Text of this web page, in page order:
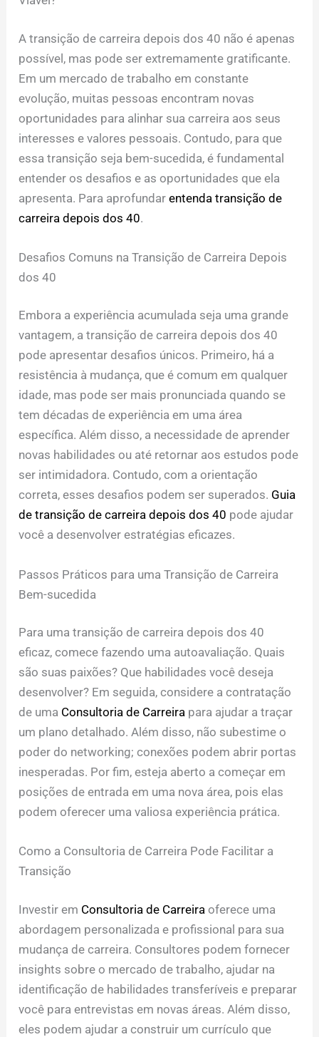
A transição de carreira depois dos 40 não é apenas
possível, mas pode ser extremamente gratificante.
Em um mercado de trabalho em constante
evolução, muitas pessoas encontram novas
oportunidades para alinhar sua carreira aos seus
interesses e valores pessoais. Contudo, para que
essa transição seja bem-sucedida, é fundamental
entender os desafios e as oportunidades que ela
apresenta. Para aprofundarentenda transição de
carreira depois dos 40.
Desafios Comuns na Transição de Carreira Depois
dos 40
Embora a experiência acumulada seja uma grande
vantagem, a transição de carreira depois dos 40
pode apresentar desafios únicos. Primeiro, há a
resistência à mudança, que é comum em qualquer
idade, mas pode ser mais pronunciada quando se
tem décadas de experiência em uma área
específica. Além disso, a necessidade de aprender
novas habilidades ou até retornar aos estudos pode
ser intimidadora. Contudo, com a orientação
correta, esses desafios podem ser superados. Guia
de transição de carreira depois dos 40 pode ajudar
você a desenvolver estratégias eficazes.
Passos Práticos para uma Transição de Carreira
Bem-sucedida
Para uma transição de carreira depois dos 40
eficaz, comece fazendo uma autoavaliação. Quais
são suas paixões? Que habilidades você deseja
desenvolver? Em seguida, considere a contratação
de uma Consultoria de Carreira para ajudar a traçar
um plano detalhado. Além disso, não subestime o
poder do networking; conexões podem abrir portas
inesperadas. Por fim, esteja aberto a começar em
posições de entrada em uma nova área, pois elas
podem oferecer uma valiosa experiência prática.
Como a Consultoria de Carreira Pode Facilitar a
Transição
Investir em Consultoria de Carreira oferece uma
abordagem personalizada e profissional para sua
mudança de carreira. Consultores podem fornecer
insights sobre o mercado de trabalho, ajudar na
identificação de habilidades transferíveis e preparar
você para entrevistas em novas áreas. Além disso,
eles podem ajudar a construir um currículo que